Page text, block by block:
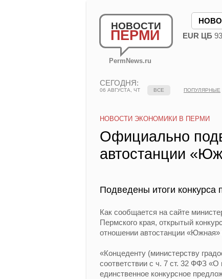
НОВОСТИ
ПЕРМИ
PermNews.ru
EUR ЦБ
СЕГОДНЯ:
06 АВГУСТА, ЧТ ВСЕ ПОПУЛЯРНЫЕ
НОВОСТИ ЭКОНОМИКИ В ПЕРМИ
Официально
автостанции
Подведены итоги конкурса
Как сообщается на сайте
Пермского края, открытый
отношении автостанции «Южная»
«Концеденту (министерству
соответствии с ч. 7 ст. 32 ФФЗ
единственное конкурсное